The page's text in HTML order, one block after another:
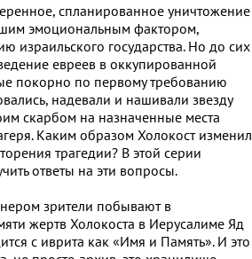
спланированное уничтожение
эмоциональным фактором,
израильского государства. Но до сих
евреев в оккупированной
покорно по первому требованию
надевали и нашивали звезду
скарбом на назначенные места
Каким образом Холокост изменил
трагедии? В этой серии
ответы на эти вопросы.
зрители побывают в
жертв Холокоста в Иерусалиме Яд
с иврита как «Имя и Память». И это